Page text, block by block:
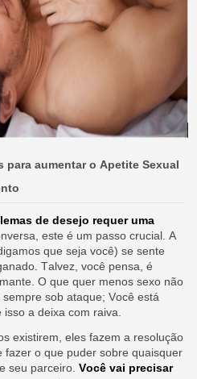
para aumentar o Apetite Sexual
de desejo requer uma
este é um passo crucial. A
que seja você) se sente
Talvez, você pensa, é
O que quer menos sexo não
sob ataque; Você está
a deixa com raiva.
existirem, eles fazem a resolução
fazer o que puder sobre quaisquer
seu parceiro. Você vai precisar